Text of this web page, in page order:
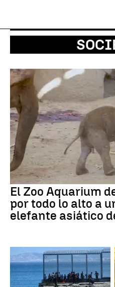
El Zoo Aquarium
por todo lo alto a
elefante asiático